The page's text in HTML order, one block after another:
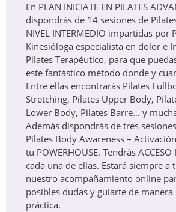
En PLAN INICIATE EN PILATES
dispondrás de 14 sesiones de
NIVEL INTERMEDIO impartidas por
Kinesióloga especialista en dolor e
Pilates Terapéutico, para que
este fantástico método donde y
Entre ellas encontrarás Pilates
Stretching, Pilates Upper Body,
Lower Body, Pilates Barre… y
Además dispondrás de tres
Pilates Body Awareness –
tu POWERHOUSE. Tendrás
cada una de ellas. Estará siempre a
nuestro acompañamiento online
posibles dudas y guiarte de
práctica.
el hogar… Pilates On Demand se
tus tiempos, tus ritmos, tu modo